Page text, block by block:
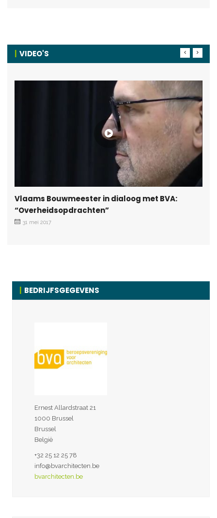
VIDEO'S
Vlaams Bouwmeester in dialoog met BVA:
“Overheidsopdrachten”
31 mei 2017
BEDRIJFSGEGEVENS
Ernest Allardstraat 21
1000 Brussel
Brussel
België
+32 25 12 25 78
info@bvarchitecten.be
bvarchitecten.be